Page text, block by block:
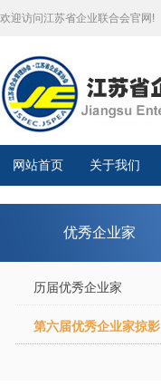
欢迎访问江苏省企业联合会官网!
网站首页 关于我们
优秀企业家
历届优秀企业家
第六届优秀企业家掠影